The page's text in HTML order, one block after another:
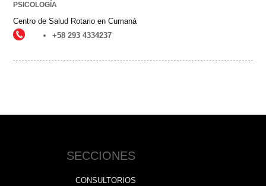
PSICOLOGÍA
Centro de Salud Rotario en Cumaná
+58 293 4334237
SECCIONES
CONSULTORIOS